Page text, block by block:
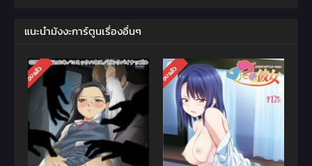
แนะนำมังงะการ์ตูนเรื่องอื่นๆ
จบแล้ว จบแล้ว